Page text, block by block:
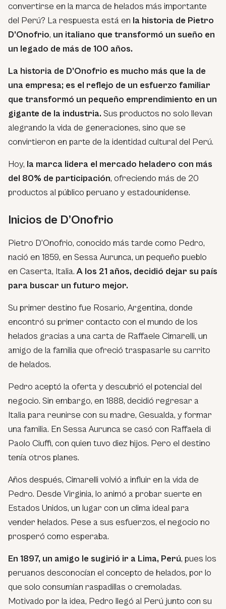
convertirse en la marca de helados más importante
del Perú? La respuesta está en la historia de Pietro
D’Onofrio, un italiano que transformó un sueño en
un legado de más de 100 años.
La historia de D’Onofrio es mucho más que la de
una empresa; es el reflejo de un esfuerzo familiar
que transformó un pequeño emprendimiento en un
gigante de la industria. Sus productos no solo llevan
alegrando la vida de generaciones, sino que se
convirtieron en parte de la identidad cultural del Perú.
Hoy, la marca lidera el mercado heladero con más
del 80% de participación, ofreciendo más de 20
productos al público peruano y estadounidense.
Inicios de D’Onofrio
Pietro D’Onofrio, conocido más tarde como Pedro,
nació en 1859, en Sessa Aurunca, un pequeño pueblo
en Caserta, Italia.A los 21 años, decidió dejar su país
para buscar un futuro mejor.
Su primer destino fue Rosario, Argentina, donde
encontró su primer contacto con el mundo de los
helados gracias a una carta de Raffaele Cimarelli, un
amigo de la familia que ofreció traspasarle su carrito
de helados.
Pedro aceptó la oferta y descubrió el potencial del
negocio. Sin embargo, en 1888, decidió regresar a
Italia para reunirse con su madre, Gesualda, y formar
una familia. En Sessa Aurunca se casó con Raffaela di
Paolo Ciuffi, con quien tuvo diez hijos. Pero el destino
tenía otros planes.
Años después, Cimarelli volvió a influir en la vida de
Pedro. Desde Virginia, lo animó a probar suerte en
Estados Unidos, un lugar con un clima ideal para
vender helados. Pese a sus esfuerzos, el negocio no
prosperó como esperaba.
En 1897, un amigo le sugirió ir a Lima, Perú, pues los
peruanos desconocían el concepto de helados, por lo
que solo consumían raspadillas o cremoladas.
Motivado por la idea, Pedro llegó al Perú junto con su